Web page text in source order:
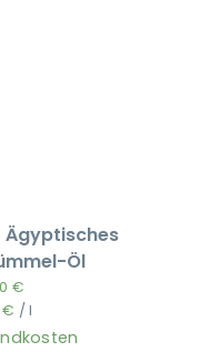
Ägyptisches
Öl
€
€ /l